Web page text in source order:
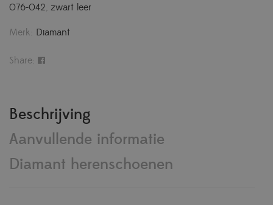
076-042, zwart leer
Merk: Diamant
Share:
Beschrijving
Aanvullende informatie
Diamant herenschoenen